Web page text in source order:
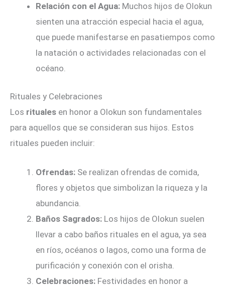
Relación con el Agua: Muchos hijos de Olokun
sienten una atracción especial hacia el agua,
que puede manifestarse en pasatiempos como
la natación o actividades relacionadas con el
océano.
Rituales y Celebraciones
Los rituales en honor a Olokun son fundamentales
para aquellos que se consideran sus hijos. Estos
rituales pueden incluir:
Ofrendas: Se realizan ofrendas de comida,
flores y objetos que simbolizan la riqueza y la
abundancia.
Baños Sagrados: Los hijos de Olokun suelen
llevar a cabo baños rituales en el agua, ya sea
en ríos, océanos o lagos, como una forma de
purificación y conexión con el orisha.
Celebraciones: Festividades en honor a